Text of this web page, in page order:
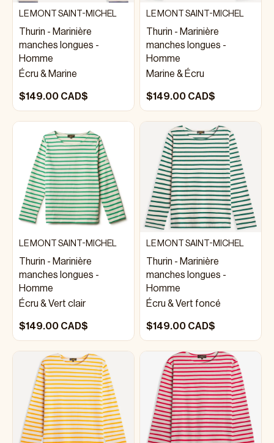
LE MONT SAINT-MICHEL
Thurin - Marinière
manches longues -
Homme
Écru & Marine
$149.00 CAD$
LE MONT SAINT-MICHEL
Thurin - Marinière
manches longues -
Homme
Marine & Écru
$149.00 CAD$
LE MONT SAINT-MICHEL
Thurin - Marinière
manches longues -
Homme
Écru & Vert clair
$149.00 CAD$
LE MONT SAINT-MICHEL
Thurin - Marinière
manches longues -
Homme
Écru & Vert foncé
$149.00 CAD$